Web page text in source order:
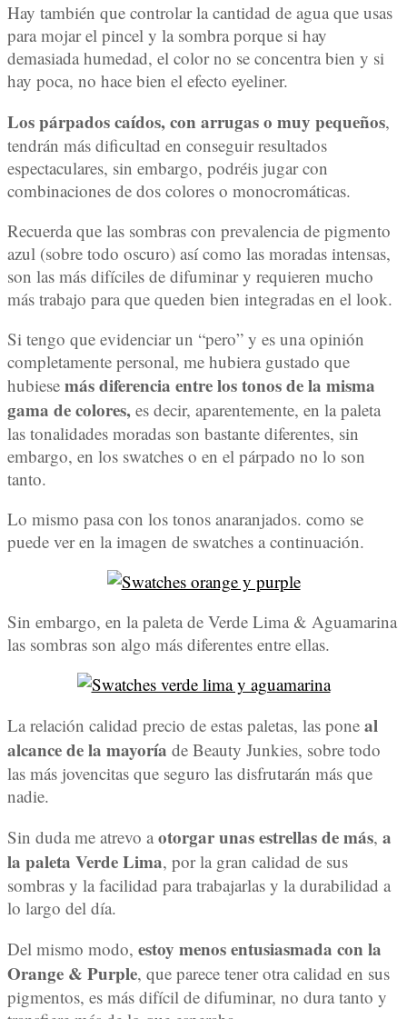
Hay también que controlar la cantidad de agua que usas
para mojar el pincel y la sombra porque si hay
demasiada humedad, el color no se concentra bien y si
hay poca, no hace bien el efecto eyeliner.
Los párpados caídos, con arrugas o muy pequeños,
tendrán más dificultad en conseguir resultados
espectaculares, sin embargo, podréis jugar con
combinaciones de dos colores o monocromáticas.
Recuerda que las sombras con prevalencia de pigmento
azul (sobre todo oscuro) así como las moradas intensas,
son las más difíciles de difuminar y requieren mucho
más trabajo para que queden bien integradas en el look.
Si tengo que evidenciar un “pero” y es una opinión
completamente personal, me hubiera gustado que
hubiese más diferencia entre los tonos de la misma
gama de colores, es decir, aparentemente, en la paleta
las tonalidades moradas son bastante diferentes, sin
embargo, en los swatches o en el párpado no lo son
tanto.
Lo mismo pasa con los tonos anaranjados. como se
puede ver en la imagen de swatches a continuación.
Sin embargo, en la paleta de Verde Lima & Aguamarina
las sombras son algo más diferentes entre ellas.
La relación calidad precio de estas paletas, las pone al
alcance de la mayoría de Beauty Junkies, sobre todo
las más jovencitas que seguro las disfrutarán más que
nadie.
Sin duda me atrevo a otorgar unas estrellas de más, a
la paleta Verde Lima, por la gran calidad de sus
sombras y la facilidad para trabajarlas y la durabilidad a
lo largo del día.
Del mismo modo, estoy menos entusiasmada con la
Orange & Purple, que parece tener otra calidad en sus
pigmentos, es más difícil de difuminar, no dura tanto y